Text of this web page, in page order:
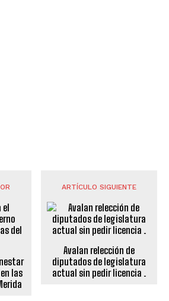
las
ARTÍCULO SIGUIENTE
Avalan relección de
diputados de legislatura
actual sin pedir licencia .